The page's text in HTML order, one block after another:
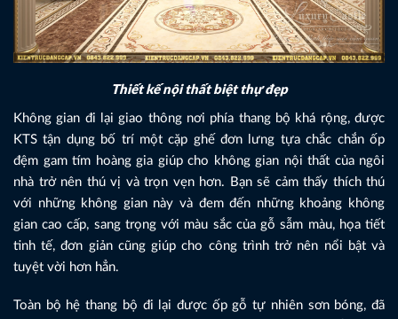
Thiết kế nội thất biệt thự đẹp
Không gian đi lại giao thông nơi phía thang bộ khá rộng, được
KTS tận dụng bố trí một cặp ghế đơn lưng tựa chắc chắn ốp
đệm gam tím hoàng gia giúp cho không gian nội thất của ngôi
nhà trở nên thú vị và trọn vẹn hơn. Bạn sẽ cảm thấy thích thú
với những không gian này và đem đến những khoảng không
gian cao cấp, sang trọng với màu sắc của gỗ sẫm màu, họa tiết
tinh tế, đơn giản cũng giúp cho công trình trở nên nổi bật và
tuyệt vời hơn hẳn.
Toàn bộ hệ thang bộ đi lại được ốp gỗ tự nhiên sơn bóng, đã